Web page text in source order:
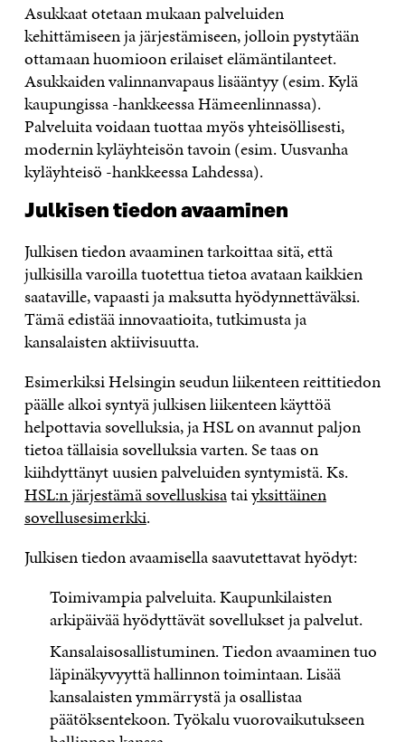
Asukkaat otetaan mukaan palveluiden
kehittämiseen ja järjestämiseen, jolloin pystytään
ottamaan huomioon erilaiset elämäntilanteet.
Asukkaiden valinnanvapaus lisääntyy (esim. Kylä
kaupungissa -hankkeessa Hämeenlinnassa).
Palveluita voidaan tuottaa myös yhteisöllisesti,
modernin kyläyhteisön tavoin (esim. Uusvanha
kyläyhteisö -hankkeessa Lahdessa).
Julkisen tiedon avaaminen
Julkisen tiedon avaaminen tarkoittaa sitä, että
julkisilla varoilla tuotettua tietoa avataan kaikkien
saataville, vapaasti ja maksutta hyödynnettäväksi.
Tämä edistää innovaatioita, tutkimusta ja
kansalaisten aktiivisuutta.
Esimerkiksi Helsingin seudun liikenteen reittitiedon
päälle alkoi syntyä julkisen liikenteen käyttöä
helpottavia sovelluksia, ja HSL on avannut paljon
tietoa tällaisia sovelluksia varten. Se taas on
kiihdyttänyt uusien palveluiden syntymistä. Ks.
HSL:n järjestämä sovelluskisataiyksittäinen
sovellusesimerkki.
Julkisen tiedon avaamisella saavutettavat hyödyt:
Toimivampia palveluita. Kaupunkilaisten
arkipäivää hyödyttävät sovellukset ja palvelut.
Kansalaisosallistuminen. Tiedon avaaminen tuo
läpinäkyvyyttä hallinnon toimintaan. Lisää
kansalaisten ymmärrystä ja osallistaa
päätöksentekoon. Työkalu vuorovaikutukseen